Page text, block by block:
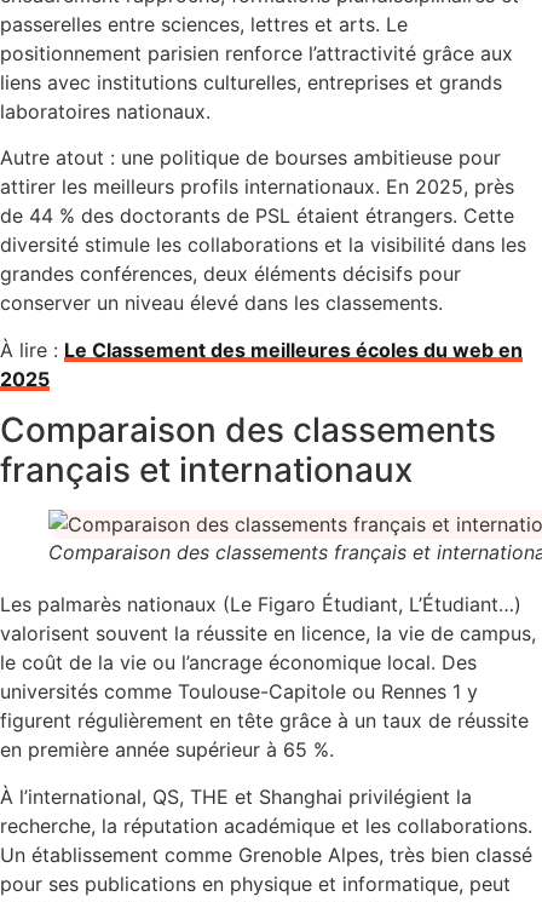
passerelles entre sciences, lettres et arts. Le
positionnement parisien renforce l’attractivité grâce aux
liens avec institutions culturelles, entreprises et grands
laboratoires nationaux.
Autre atout : une politique de bourses ambitieuse pour
attirer les meilleurs profils internationaux. En 2025, près
de 44 % des doctorants de PSL étaient étrangers. Cette
diversité stimule les collaborations et la visibilité dans les
grandes conférences, deux éléments décisifs pour
conserver un niveau élevé dans les classements.
À lire : Le Classement des meilleures écoles du web en
2025
Comparaison des classements
français et internationaux
Comparaison des classements français et
Les palmarès nationaux (Le Figaro Étudiant, L’Étudiant…)
valorisent souvent la réussite en licence, la vie de campus,
le coût de la vie ou l’ancrage économique local. Des
universités comme Toulouse-Capitole ou Rennes 1 y
figurent régulièrement en tête grâce à un taux de réussite
en première année supérieur à 65 %.
À l’international, QS, THE et Shanghai privilégient la
recherche, la réputation académique et les collaborations.
Un établissement comme Grenoble Alpes, très bien classé
pour ses publications en physique et informatique, peut